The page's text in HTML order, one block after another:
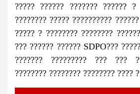
????? ?????? ??????? ?????? ?
???????? ????? ??????????
????? ? ???????? ????????
??? ?????? ?????? SDPO???
??????? ????????? ??? ???
???????? ???????? ???????? ???? ?